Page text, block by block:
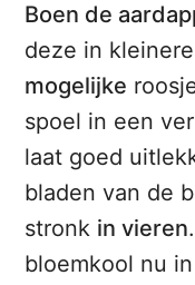
Boen de
deze in
mogelijke
spoel in een
laat goed
bladen van de
stronk in vieren
bloemkool nu